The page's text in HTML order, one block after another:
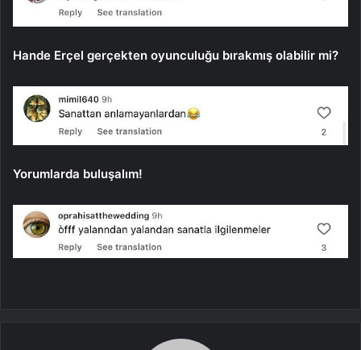
Hande Erçel gerçekten oyunculuğu bırakmış olabilir mi?
Yorumlarda buluşalım!